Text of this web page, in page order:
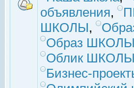
объявления,
ШКОЛЫ,
Образ ШКОЛЫ
Облик ШКОЛЫ
Бизнес-